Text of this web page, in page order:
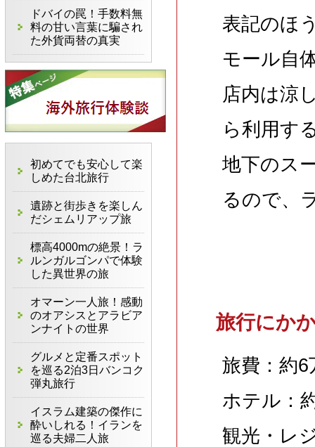
表記のほ
モール自
店内は涼
ら利用す
地下のス
るので、
旅行にか
旅費：約6
ホテル：
観光・レ
ドバイの罠！手数料無
料の甘い言葉に騙され
た外貨両替の真実
初めてでも安心して楽
しめた台北旅行
遺跡と街歩きを楽しん
だシェムリアップ旅
標高4000mの絶景！ラ
ルンガルゴンパで体験
した異世界の旅
オマーン一人旅！感動
のオアシスとアラビア
ンナイトの世界
グルメと定番スポット
を巡る2泊3日バンコク
弾丸旅行
イスラム建築の傑作に
酔いしれる！イランを
巡る夫婦二人旅